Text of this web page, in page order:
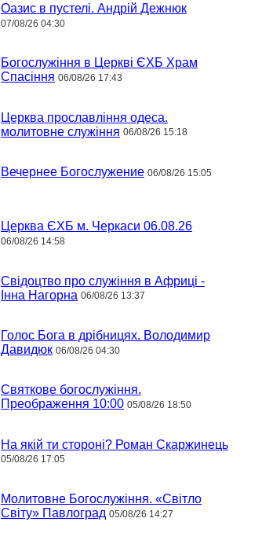
Оазис в пустелі. Андрій Дежнюк
07/08/26 04:30
Богослужіння в Церкві ЄХБ Храм
Спасіння 06/08/26 17:43
Церква прославління одеса.
молитовне служіння 06/08/26 15:18
Вечернее Богослужение 06/08/26 15:05
Церква ЄХБ м. Черкаси 06.08.26
06/08/26 14:58
Свідоцтво про служіння в Африці -
Інна Нагорна 06/08/26 13:37
Голос Бога в дрібницях. Володимир
Давидюк 06/08/26 04:30
Святкове богослужіння.
Преображення 10:00 05/08/26 18:50
На якій ти стороні? Роман Скаржинець
05/08/26 17:05
Молитовне Богослужіння. «Світло
Світу» Павлоград 05/08/26 14:27